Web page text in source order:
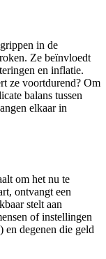
in de
Ze beïnvloedt
en inflatie.
ze voortdurend? Om
balans tussen
elkaar in
om het nu te
ontvangt een
stelt aan
of instellingen
en degenen die geld